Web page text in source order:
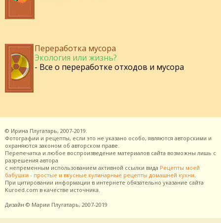
Переработка мусора
Экология или жизнь?
- Все о переработке отходов и мусора
© Ирина Плугатарь, 2007-2019.
Фотографии и рецепты, если это не указано особо, являются авторскими и
охраняются законом об авторском праве.
Перепечатка и любое воспроизведение материалов сайта возможны лишь с
разрешения автора
с непременным использованием активной ссылки вида Рецепты моей
бабушки - простые и вкусные кулинарные рецепты домашней кухни.
При цитировании информации в интернете обязательно указание сайта
Kuroed.com в качестве источника.
Дизайн © Марии Плугатарь, 2007-2019